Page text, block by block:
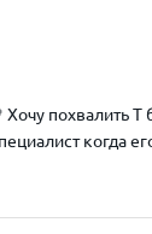
похвалить
когда